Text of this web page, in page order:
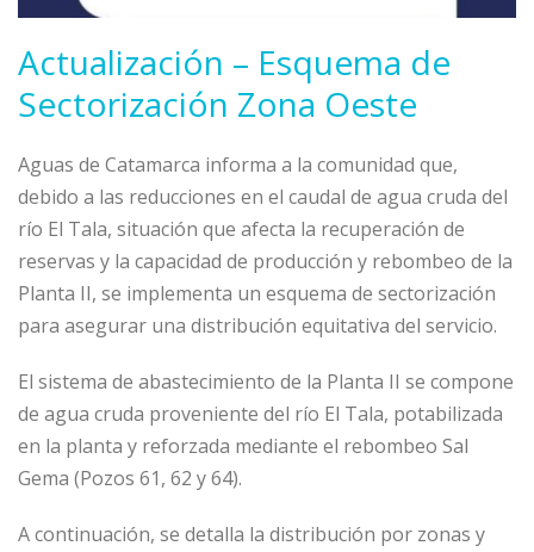
Actualización – Esquema de
Sectorización Zona Oeste
Aguas de Catamarca informa a la comunidad que,
debido a las reducciones en el caudal de agua cruda del
río El Tala, situación que afecta la recuperación de
reservas y la capacidad de producción y rebombeo de la
Planta II, se implementa un esquema de sectorización
para asegurar una distribución equitativa del servicio.
El sistema de abastecimiento de la Planta II se compone
de agua cruda proveniente del río El Tala, potabilizada
en la planta y reforzada mediante el rebombeo Sal
Gema (Pozos 61, 62 y 64).
A continuación, se detalla la distribución por zonas y